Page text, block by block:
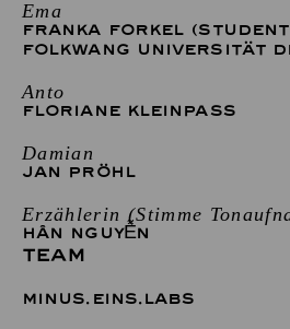
Ema
FRANKA FORKEL
FOLKWANG UNIVERSITÄT
Anto
FLORIANE KLEINPASS
Damian
JAN PRÖHL
Erzählerin (Stimme
HÂN NGUYỄN
TEAM
MINUS.EINS.LABS